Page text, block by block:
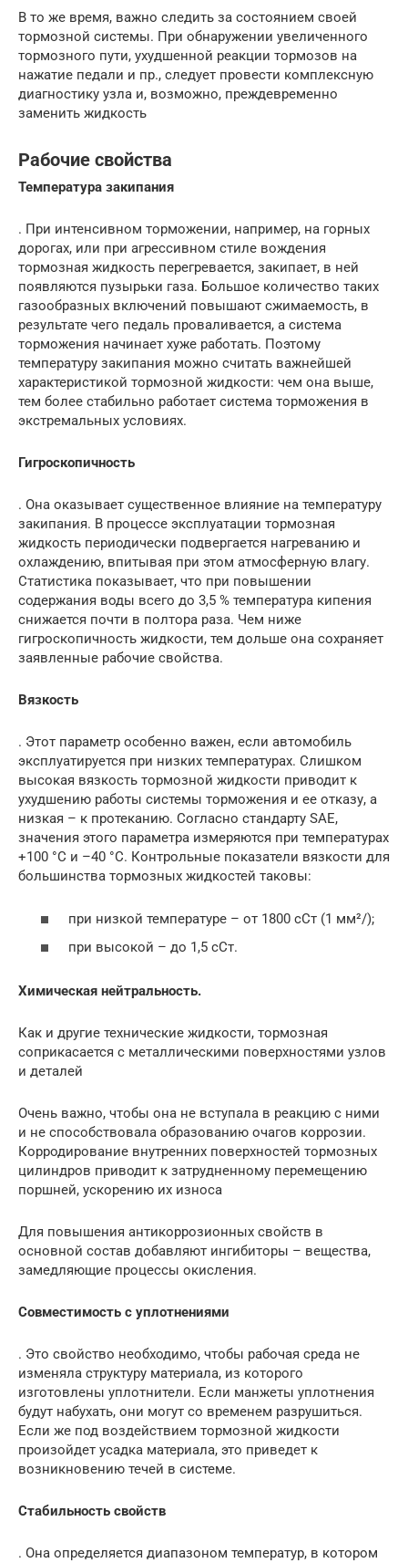
В то же время, важно следить за состоянием своей
тормозной системы. При обнаружении увеличенного
тормозного пути, ухудшенной реакции тормозов на
нажатие педали и пр., следует провести комплексную
диагностику узла и, возможно, преждевременно
заменить жидкость
Рабочие свойства
Температура закипания
. При интенсивном торможении, например, на горных
дорогах, или при агрессивном стиле вождения
тормозная жидкость перегревается, закипает, в ней
появляются пузырьки газа. Большое количество таких
газообразных включений повышают сжимаемость, в
результате чего педаль проваливается, а система
торможения начинает хуже работать. Поэтому
температуру закипания можно считать важнейшей
характеристикой тормозной жидкости: чем она выше,
тем более стабильно работает система торможения в
экстремальных условиях.
Гигроскопичность
. Она оказывает существенное влияние на температуру
закипания. В процессе эксплуатации тормозная
жидкость периодически подвергается нагреванию и
охлаждению, впитывая при этом атмосферную влагу.
Статистика показывает, что при повышении
содержания воды всего до 3,5 % температура кипения
снижается почти в полтора раза. Чем ниже
гигроскопичность жидкости, тем дольше она сохраняет
заявленные рабочие свойства.
Вязкость
. Этот параметр особенно важен, если автомобиль
эксплуатируется при низких температурах. Слишком
высокая вязкость тормозной жидкости приводит к
ухудшению работы системы торможения и ее отказу, а
низкая – к протеканию. Согласно стандарту SAE,
значения этого параметра измеряются при температурах
+100 °С и –40 °С. Контрольные показатели вязкости для
большинства тормозных жидкостей таковы:
при низкой температуре – от 1800 сСт (1 мм²/);
при высокой – до 1,5 сСт.
Химическая нейтральность.
Как и другие технические жидкости, тормозная
соприкасается с металлическими поверхностями узлов
и деталей
Очень важно, чтобы она не вступала в реакцию с ними
и не способствовала образованию очагов коррозии.
Корродирование внутренних поверхностей тормозных
цилиндров приводит к затрудненному перемещению
поршней, ускорению их износа
Для повышения антикоррозионных свойств в
основной состав добавляют ингибиторы – вещества,
замедляющие процессы окисления.
Совместимость с уплотнениями
. Это свойство необходимо, чтобы рабочая среда не
изменяла структуру материала, из которого
изготовлены уплотнители. Если манжеты уплотнения
будут набухать, они могут со временем разрушиться.
Если же под воздействием тормозной жидкости
произойдет усадка материала, это приведет к
возникновению течей в системе.
Стабильность свойств
. Она определяется диапазоном температур, в котором